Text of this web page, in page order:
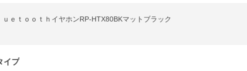
ｅｔｏｏｔｈイヤホンRP-HTX80BKマットブラック
イプ